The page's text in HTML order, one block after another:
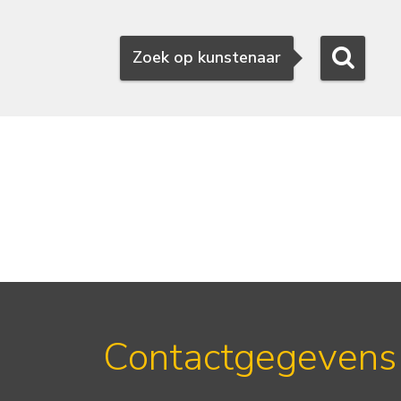
Zoeken
Zoek op kunstenaar
Contactgegevens